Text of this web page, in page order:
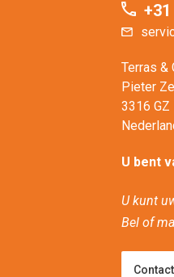
Terras &
Pieter
3316 GZ
U bent
U kunt
Bel of